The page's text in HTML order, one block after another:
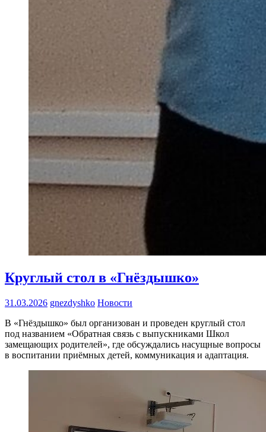
Круглый стол в «Гнёздышко»
31.03.2026 gnezdyshko Новости
В «Гнёздышко» был организован и проведен круглый стол
под названием «Обратная связь с выпускниками Школ
замещающих родителей», где обсуждались насущные вопросы
в воспитании приёмных детей, коммуникация и адаптация.